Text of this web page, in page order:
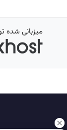
میزبانی